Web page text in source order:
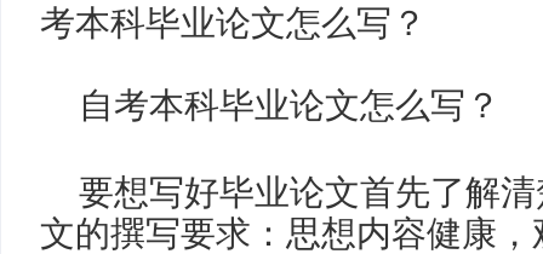
考本科毕业论文怎么写？
自考本科毕业论文怎么写？
要想写好毕业论文首先了解
文的撰写要求：思想内容健康